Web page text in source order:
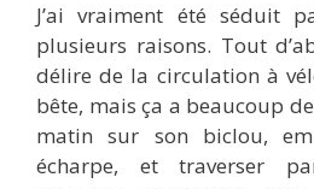
J’ai vraiment été séduit
plusieurs raisons. Tout
délire de la circulation à
bête, mais ça a beaucoup
matin sur son biclou,
écharpe, et traverser